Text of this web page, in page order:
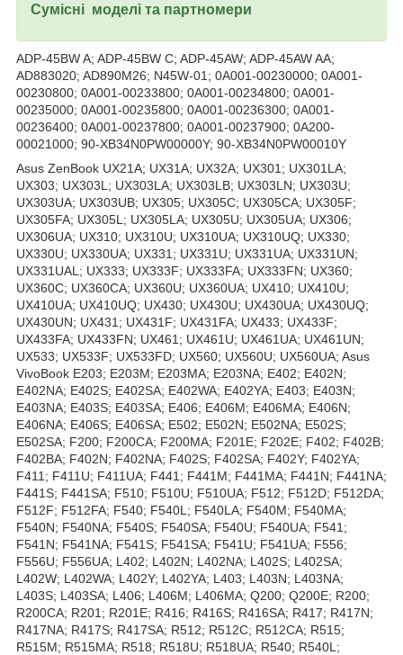
Сумісні моделі та партномери
ADP-45BW A; ADP-45BW C; ADP-45AW; ADP-45AW AA;
AD883020; AD890M26; N45W-01; 0A001-00230000; 0A001-
00230800; 0A001-00233800; 0A001-00234800; 0A001-
00235000; 0A001-00235800; 0A001-00236300; 0A001-
00236400; 0A001-00237800; 0A001-00237900; 0A200-
00021000; 90-XB34N0PW00000Y; 90-XB34N0PW00010Y
Asus ZenBook UX21A; UX31A; UX32A; UX301; UX301LA;
UX303; UX303L; UX303LA; UX303LB; UX303LN; UX303U;
UX303UA; UX303UB; UX305; UX305C; UX305CA; UX305F;
UX305FA; UX305L; UX305LA; UX305U; UX305UA; UX306;
UX306UA; UX310; UX310U; UX310UA; UX310UQ; UX330;
UX330U; UX330UA; UX331; UX331U; UX331UA; UX331UN;
UX331UAL; UX333; UX333F; UX333FA; UX333FN; UX360;
UX360C; UX360CA; UX360U; UX360UA; UX410; UX410U;
UX410UA; UX410UQ; UX430; UX430U; UX430UA; UX430UQ;
UX430UN; UX431; UX431F; UX431FA; UX433; UX433F;
UX433FA; UX433FN; UX461; UX461U; UX461UA; UX461UN;
UX533; UX533F; UX533FD; UX560; UX560U; UX560UA; Asus
VivoBook E203; E203M; E203MA; E203NA; E402; E402N;
E402NA; E402S; E402SA; E402WA; E402YA; E403; E403N;
E403NA; E403S; E403SA; E406; E406M; E406MA; E406N;
E406NA; E406S; E406SA; E502; E502N; E502NA; E502S;
E502SA; F200; F200CA; F200MA; F201E; F202E; F402; F402B;
F402BA; F402N; F402NA; F402S; F402SA; F402Y; F402YA;
F411; F411U; F411UA; F441; F441M; F441MA; F441N; F441NA;
F441S; F441SA; F510; F510U; F510UA; F512; F512D; F512DA;
F512F; F512FA; F540; F540L; F540LA; F540M; F540MA;
F540N; F540NA; F540S; F540SA; F540U; F540UA; F541;
F541N; F541NA; F541S; F541SA; F541U; F541UA; F556;
F556U; F556UA; L402; L402N; L402NA; L402S; L402SA;
L402W; L402WA; L402Y; L402YA; L403; L403N; L403NA;
L403S; L403SA; L406; L406M; L406MA; Q200; Q200E; R200;
R200CA; R201; R201E; R416; R416S; R416SA; R417; R417N;
R417NA; R417S; R417SA; R512; R512C; R512CA; R515;
R515M; R515MA; R518; R518U; R518UA; R540; R540L;